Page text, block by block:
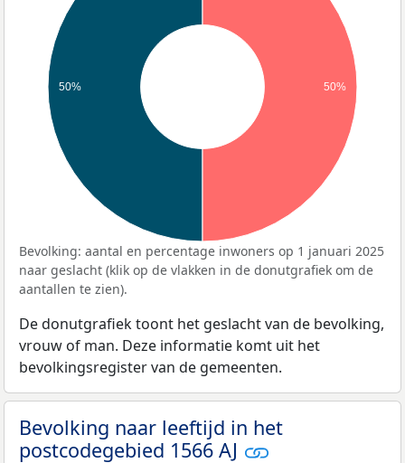
50% 50%
Bevolking: aantal en percentage inwoners op 1 januari 2025
naar geslacht (klik op de vlakken in de donutgrafiek om de
aantallen te zien).
De donutgrafiek toont het geslacht van de bevolking,
vrouw of man. Deze informatie komt uit het
bevolkingsregister van de gemeenten.
Bevolking naar leeftijd in het
postcodegebied 1566 AJ